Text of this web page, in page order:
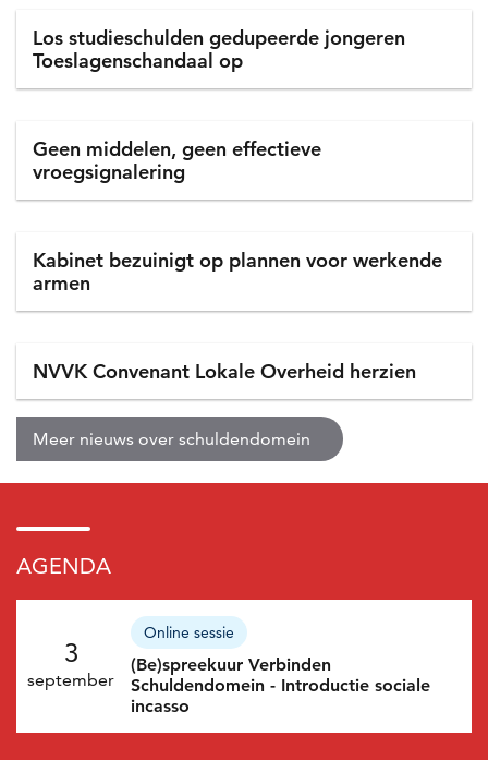
Los studieschulden gedupeerde jongeren
Toeslagenschandaal op
Geen middelen, geen effectieve
vroegsignalering
Kabinet bezuinigt op plannen voor werkende
armen
NVVK Convenant Lokale Overheid herzien
Meer nieuws over schuldendomein
AGENDA
Online sessie
(Be)spreekuur Verbinden
Schuldendomein - Introductie sociale
incasso
3
september